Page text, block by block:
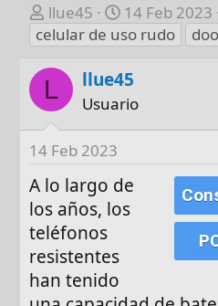
A
u
t
o
r
llue45
F
e
c
h
a
d
e
i
n
i
c
14 Feb 2023
celular de uso rudo
L llue45
Usuario
14 Feb 2023
A lo largo de
los años, los
teléfonos
resistentes
han tenido